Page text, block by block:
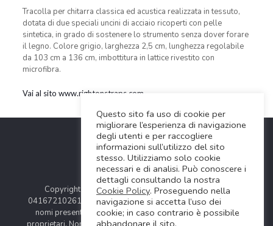
Tracolla per chitarra classica ed acustica realizzata in tessuto,
dotata di due speciali uncini di acciaio ricoperti con pelle
sintetica, in grado di sostenere lo strumento senza dover forare
il legno. Colore grigio, larghezza 2,5 cm, lunghezza regolabile
da 103 cm a 136 cm, imbottitura in lattice rivestito con
microfibra.
Vai al sito www.rightonstraps.com
Copyright © 2024 Soundwave Distribution Srl - P.I.
04167210261 |
COOKIES POLICY| Tutti i marchi, i prodotti e i
nomi presentati in questo sito sono registrati dai legittimi
Questo sito fa uso di cookie per
migliorare l’esperienza di navigazione
degli utenti e per raccogliere
informazioni sull’utilizzo del sito
stesso. Utilizziamo solo cookie
necessari e di analisi. Può conoscere i
dettagli consultando la nostra
Cookie Policy. Proseguendo nella
navigazione si accetta l’uso dei
cookie; in caso contrario è possibile
abbandonare il sito.